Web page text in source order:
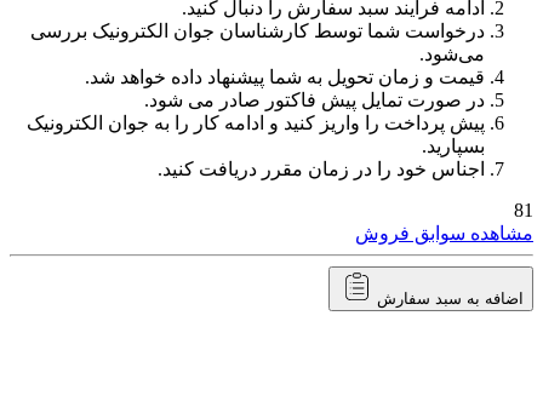
ادامه فرآیند سبد سفارش را دنبال کنید.
درخواست شما توسط کارشناسان جوان الکترونیک بررسی
می‌شود.
قیمت و زمان تحویل به شما پیشنهاد داده خواهد شد.
در صورت تمایل پیش فاکتور صادر می شود.
پیش پرداخت را واریز کنید و ادامه کار را به جوان الکترونیک
بسپارید.
اجناس خود را در زمان مقرر دریافت کنید.
81
مشاهده سوابق فروش
اضافه به سبد سفارش